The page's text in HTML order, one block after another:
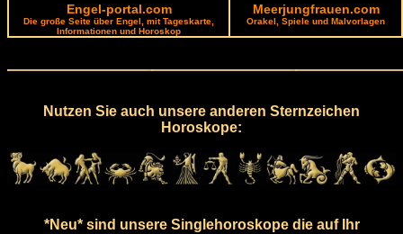
Engel-portal.com
Die große Seite über Engel, mit Tageskarte,
Informationen und Horoskop
Meerjungfrauen.com
Orakel, Spiele und Malvorlagen
Nutzen Sie auch unsere anderen Sternzeichen
Horoskope:
*Neu* sind unsere Singlehoroskope die auf Ihr